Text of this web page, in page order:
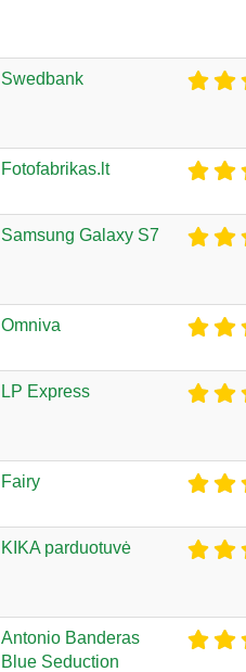
Swedbank
Fotofabrikas.lt
Samsung Galaxy S7
Omniva
LP Express
Fairy
KIKA parduotuvė
Antonio Banderas
Blue Seduction